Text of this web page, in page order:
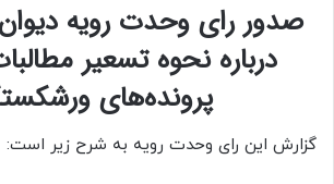
صدور رای وحدت رویه
درباره نحوه تسعیر
پرونده‌های
گزارش این رای وحدت رویه به شرح زیر است: